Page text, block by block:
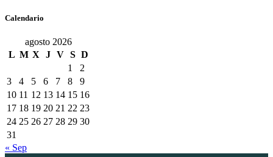
Calendario
agosto 2026
L M X J V S D
1
2
3
4 5 6 7 8
9
10 11 12 13 14 15 16
17 18 19 20 21 22 23
24 25 26 27 28 29 30
31
« Sep